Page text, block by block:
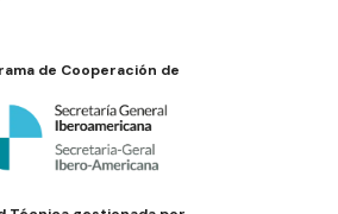
de Cooperación de